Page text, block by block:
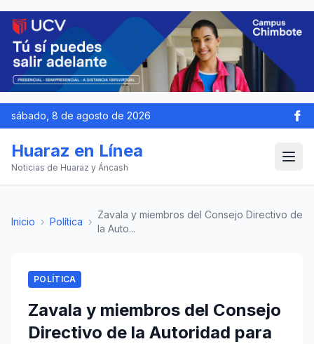
sábado, 8 de agosto de 2026
Huaraz en Línea
Noticias de Huaraz y Áncash
Inicio › Política ›
Zavala y miembros del Consejo Directivo de
la Auto...
POLÍTICA
Zavala y miembros del Consejo
Directivo de la Autoridad para